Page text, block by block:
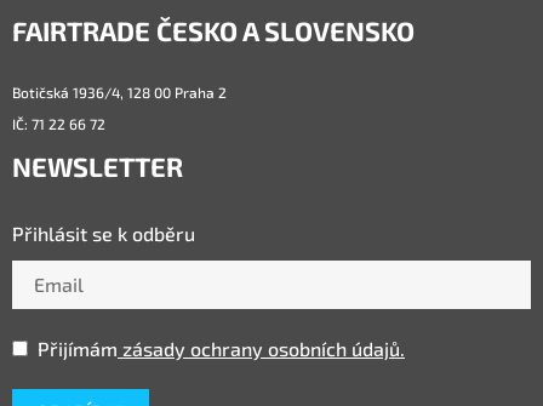
FAIRTRADE ČESKO A SLOVENSKO
Botičská 1936/4, 128 00 Praha 2
IČ: 71 22 66 72
NEWSLETTER
Přihlásit se k odběru
Přijímám zásady ochrany osobních údajů.